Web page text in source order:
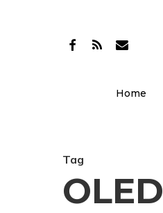
facebook
RSS email
Home
Tag